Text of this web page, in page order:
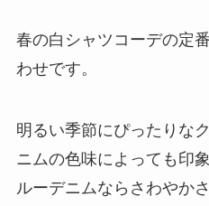
春の白シャツコーデの定
わせです。
明るい季節にぴったりな
ニムの色味によっても印
ルーデニムならさわやか